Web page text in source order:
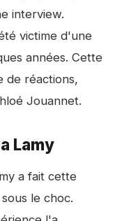
interview.
victime d'une
années. Cette
de réactions,
Jouannet.
Lamy
a fait cette
le choc.